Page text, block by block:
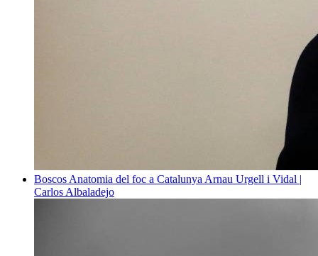
Boscos Anatomia del foc a Catalunya Arnau Urgell i Vidal |
Carlos Albaladejo